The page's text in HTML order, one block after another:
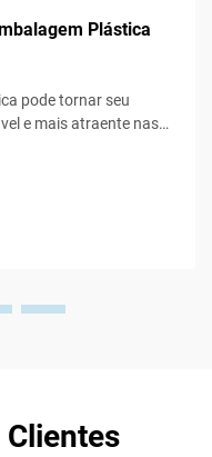
Plástica
pode tornar seu
e mais atraente nas